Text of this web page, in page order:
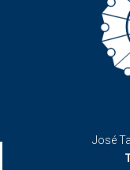
José